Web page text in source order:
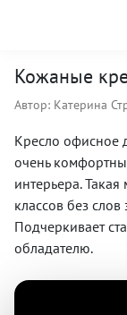
Кожаные
Автор: Катерина
Кресло офисное
очень
интерьера.
классов без
Подчеркивает
обладателю.